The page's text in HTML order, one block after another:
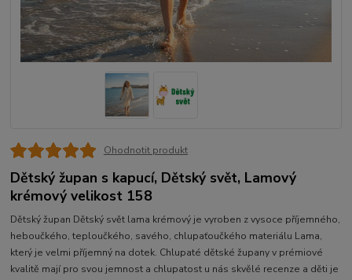
Ohodnotit produkt
Dětský župan s kapucí, Dětský svět, Lamový
krémový velikost 158
Dětský župan Dětský svět lama krémový je vyroben z vysoce příjemného,
heboučkého, teploučkého, savého, chlupaťoučkého materiálu Lama,
který je velmi příjemný na dotek. Chlupaté dětské župany v prémiové
kvalitě mají pro svou jemnost a chlupatost u nás skvělé recenze a děti je